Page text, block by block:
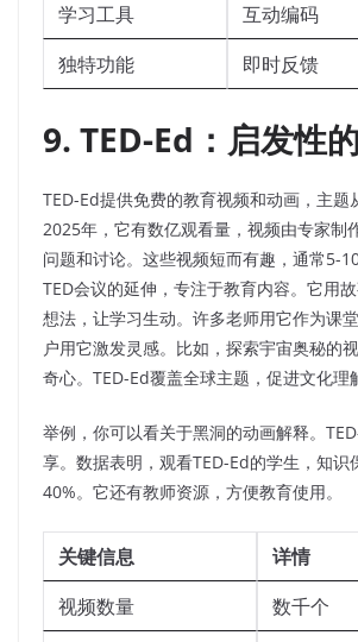
学习工具
互动编码
独特功能
即时反馈
9. TED-Ed：启发性
TED-Ed提供免费的教育视频和动画，主题
2025年，它有数亿观看量，视频由专家制
问题和讨论。这些视频短而有趣，通常5-
TED会议的延伸，专注于教育内容。它用
想法，让学习生动。许多老师用它作为课
户用它激发灵感。比如，探索宇宙奥秘的
奇心。TED-Ed覆盖全球主题，促进文化理
举例，你可以看关于黑洞的动画解释。
享。数据表明，观看TED-Ed的学生，知识
40%。它还有教师资源，方便教育使用。
关键信息
详情
视频数量
数千个